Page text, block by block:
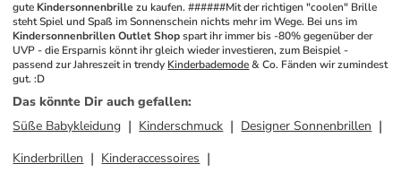
gute Kindersonnenbrille zu kaufen. ######Mit der richtigen "coolen" Brille
Kindersonnenbrillen Outlet Shop spart ihr immer bis -80% gegenüber der
UVP - die Ersparnis könnt ihr gleich wieder investieren, zum Beispiel -
passend zur Jahreszeit in trendy Kinderbademode & Co. Fänden wir zumindest
gut. :D
Das könnte Dir auch gefallen:
Süße Babykleidung
Kinderschmuck
Designer Sonnenbrillen
Kinderbrillen
Kinderaccessoires